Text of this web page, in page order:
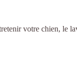
votre chien, le